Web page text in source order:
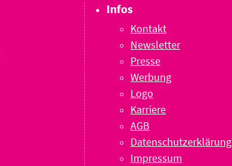
Infos
Kontakt
Newsletter
Presse
Werbung
Logo
Karriere
AGB
Datenschutzerklärung
Impressum